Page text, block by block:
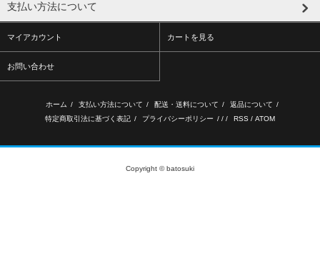
支払い方法について
マイアカウント カートを見る
お問い合わせ
ホーム / 支払い方法について / 配送・送料について / 返品について /
特定商取引法に基づく表記 / プライバシーポリシー / / / RSS / ATOM
Copyright © batosuki